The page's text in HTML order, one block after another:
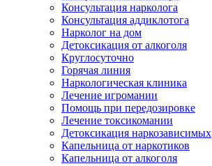
Консультация нарколога
Консультация аддиклотога
Нарколог на дом
Детоксикация от алкоголя
Круглосуточно
Горячая линия
Наркологическая клиника
Лечение игромании
Помощь при передозировке
Лечение токсикомании
Детоксикация наркозависимых
Капельница от наркотиков
Капельница от алкоголя